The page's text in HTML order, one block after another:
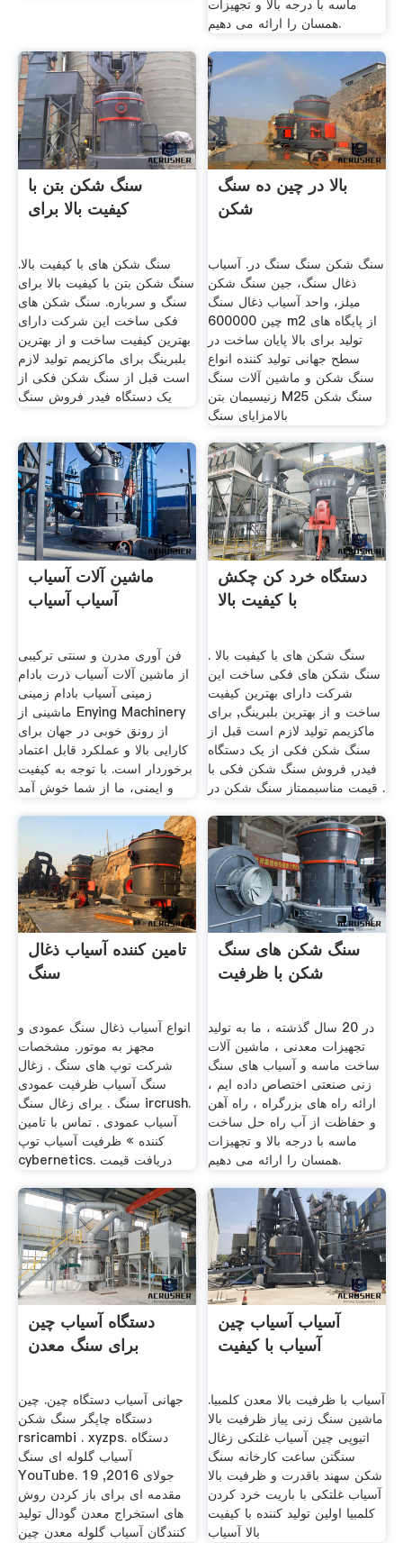
ماسه با درجه بالا و تجهیزات
همسان را ارائه می دهیم.
سنگ شکن بتن با
کیفیت بالا برای
سنگ شکن های با کیفیت بالا.
سنگ شکن بتن با کیفیت بالا برای
سنگ و سرباره. سنگ شکن های
فکی ساخت این شرکت دارای
بهترین کیفیت ساخت و از بهترین
بلبرینگ برای ماکزیمم تولید لازم
است قبل از سنگ شکن فکی از
یک دستگاه فیدر فروش سنگ
بالا در چین ده سنگ
شکن
سنگ شکن سنگ سنگ در. آسیاب
ذغال سنگ، جین سنگ شکن
میلز، واحد آسیاب ذغال سنگ
چین 600000 m2 از پایگاه های
تولید برای بالا پایان ساخت در
سطح جهانی تولید کننده انواع
سنگ شکن و ماشین آلات سنگ
زنیسیمان بتن M25 سنگ شکن
بالامزایای سنگ
ماشین آلات آسیاب
آسیاب آسیاب
فن آوری مدرن و سنتی ترکیبی
از ماشین آلات آسیاب ذرت بادام
زمینی آسیاب بادام زمینی
ماشینی از Enying Machinery
از رونق خوبی در جهان برای
کارایی بالا و عملکرد قابل اعتماد
برخوردار است. با توجه به کیفیت
و ایمنی، ما از شما خوش آمد
دستگاه خرد کن چکش
با کیفیت بالا
سنگ شکن های با کیفیت بالا .
سنگ شکن های فکی ساخت این
شرکت دارای بهترین کیفیت
ساخت و از بهترین بلبرینگ, برای
ماکزیمم تولید لازم است قبل از
سنگ شکن فکی از یک دستگاه
فیدر, فروش سنگ شکن فکی با
قیمت مناسبممتاز سنگ شکن در .
تامین کننده آسیاب ذغال
سنگ
انواع آسیاب ذغال سنگ عمودی و
مجهز به موتور. مشخصات
شرکت توپ های سنگ . زغال
سنگ آسیاب ظرفیت عمودی
سنگ . برای زغال سنگ ircrush.
آسیاب عمودی . تماس با تامین
کننده » ظرفیت آسیاب توپ
cybernetics. دریافت قیمت
سنگ شکن های سنگ
شکن با ظرفیت
در 20 سال گذشته ، ما به تولید
تجهیزات معدنی ، ماشین آلات
ساخت ماسه و آسیاب های سنگ
زنی صنعتی اختصاص داده ایم ،
ارائه راه های بزرگراه ، راه آهن
و حفاظت از آب راه حل ساخت
ماسه با درجه بالا و تجهیزات
همسان را ارائه می دهیم.
دستگاه آسیاب چین
برای سنگ معدن
جهانی آسیاب دستگاه چین. چین
دستگاه چاپگر سنگ شکن
rsricambi . xyzps. دستگاه
آسیاب گلوله ای سنگ
YouTube. 19 جولای 2016,
مقدمه ای برای باز کردن روش
های استخراج معدن گودال تولید
کنندگان آسیاب گلوله معدن چین
آسیاب آسیاب چین
آسیاب با کیفیت
آسیاب با ظرفیت بالا معدن کلمبیا.
ماشین سنگ زنی پیاز ظرفیت بالا
اتیوپی چین آسیاب غلتکی زغال
سنگتن ساعت کارخانه سنگ
شکن سهند باقدرت و ظرفیت بالا
آسیاب غلتکی با باریت خرد کردن
کلمبیا اولین تولید کننده با کیفیت
بالا آسیاب